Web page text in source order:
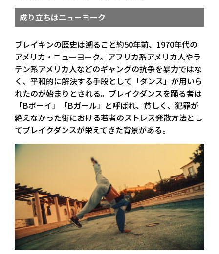
成り立ちはニューヨーク
ブレイキンの歴史は遡ること約50年前、1970年代の
アメリカ・ニューヨーク。アフリカ系アメリカ人やラ
テン系アメリカ人などのギャングの抗争を暴力ではな
く、平和的に解決する手段として「ダンス」が用いら
れたのが始まりとされる。ブレイクダンスを踊る者は
「Bボーイ」「Bガール」と呼ばれ、貧しく、犯罪が
絶えなかった街における若者のストレス発散方法とし
てブレイクダンスが栄えてきた背景がある。